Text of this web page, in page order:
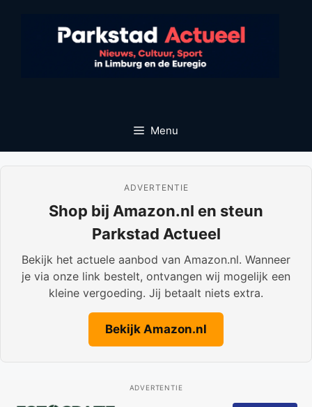
Menu
ADVERTENTIE
Shop bij Amazon.nl en steun
Parkstad Actueel
Bekijk het actuele aanbod van Amazon.nl. Wanneer
je via onze link bestelt, ontvangen wij mogelijk een
kleine vergoeding. Jij betaalt niets extra.
Bekijk Amazon.nl
ADVERTENTIE